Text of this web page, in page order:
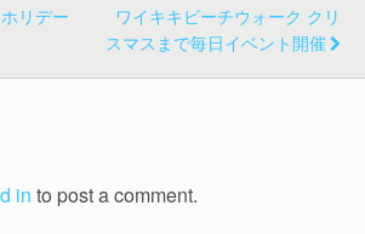
リデー
ワイキキビーチウォーク クリ
スマスまで毎日イベント開催
in to post a comment.